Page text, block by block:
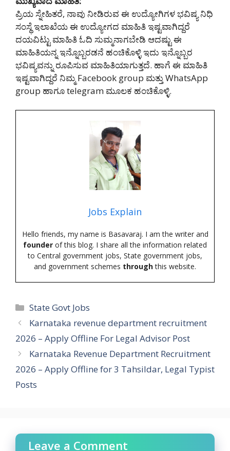
ಪ್ರಿಯ ಸ್ನೇಹಿತರೆ, ನಾವು ನೀಡಿರುವ ಈ ಉದ್ಯೋಗಿಗಳ ಭವಿಷ್ಯ ನಿಧಿ
ಸಂಸ್ಥೆ ಇಲಾಖೆಯ ಈ ಉದ್ಯೋಗದ ಮಾಹಿತಿ ಇಷ್ಟವಾಗಿದ್ದರೆ
ದಯವಿಟ್ಟು ಮಾಹಿತಿ ಓದಿ ಸುಮ್ಮನಾಗಬೇಡಿ ಆದಷ್ಟು ಈ
ಮಾಹಿತಿಯನ್ನ ಇನ್ನೊಬ್ಬರಡನೆ ಹಂಚಿಕೊಳ್ಳಿ ಇದು ಇನ್ನೊಬ್ಬರ
ಭವಿಷ್ಯವನ್ನು ರೂಪಿಸುವ ಮಾಹಿತಿಯಾಗುತ್ತದೆ. ಹಾಗೆ ಈ ಮಾಹಿತಿ
ಇಷ್ಟವಾಗಿದ್ದರೆ ನಿಮ್ಮ Facebook group ಮತ್ತು WhatsApp
group ಹಾಗೂ telegram ಮೂಲಕ ಹಂಚಿಕೊಳ್ಳಿ.
Jobs Explain
Hello friends, my name is Basavaraj. I am the writer and
founder of this blog. I share all the information related
to Central government jobs, State government jobs,
and government schemes throughthis website.
Categories
State Govt Jobs
Karnataka revenue department recruitment
2026 – Apply Offline For Legal Advisor Post
Karnataka Revenue Department Recruitment
2026 – Apply Offline for 3 Tahsildar, Legal Typist
Posts
Leave a Comment